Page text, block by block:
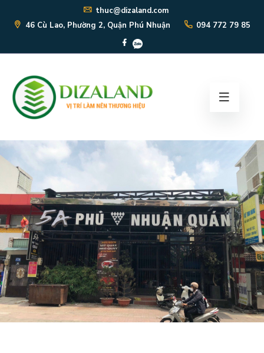
thuc@dizaland.com
46 Cù Lao, Phường 2, Quận Phú Nhuận
094 772 79 85